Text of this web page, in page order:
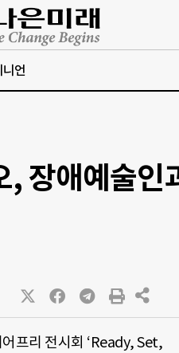
언
장애예술인
프리 전시회 ‘Ready, Set,